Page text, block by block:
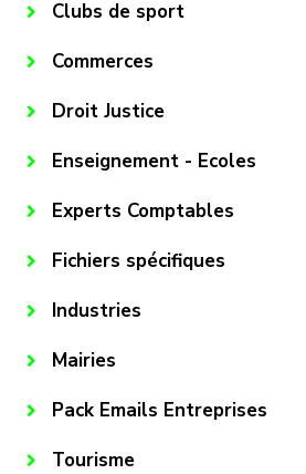
Clubs de sport
Commerces
Droit Justice
Enseignement - Ecoles
Experts Comptables
Fichiers spécifiques
Industries
Mairies
Pack Emails Entreprises
Tourisme